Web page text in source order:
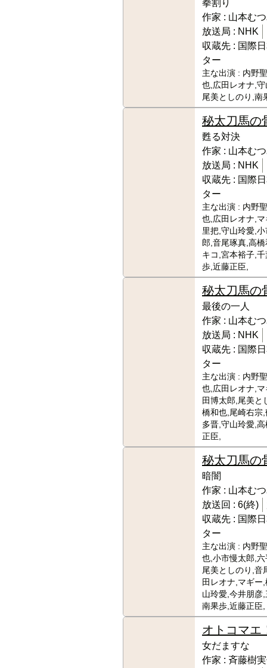
拳割り
作家 : 山本む
放送局 : NHK
収蔵先 : 国際
ター
主な出演 : 内野
也,広田レオナ,
尾美としのり,南
秘太刀馬の
甦る対決
作家 : 山本む
放送局 : NHK
収蔵先 : 国際
ター
主な出演 : 内野
也,広田レオナ,
里把,守山玲愛,
郎,音尾琢真,高
キコ,宮本裕子,
歩,近藤正臣,
秘太刀馬の
最後の一人
作家 : 山本む
放送局 : NHK
収蔵先 : 国際
ター
主な出演 : 内野
也,広田レオナ,
田博太郎,尾美と
橋和也,尾崎右宗
多晋,守山玲愛,
正臣,
秘太刀馬の
暗闇
作家 : 山本む
放送回 : 6(終)
収蔵先 : 国際
ター
主な出演 : 内野
也,小市慢太郎,
尾美としのり,音
田レオナ,マギー
山玲愛,今井朋彦
南果歩,近藤正臣,
オトコマエ
女だますな
作家 : 斉藤樹